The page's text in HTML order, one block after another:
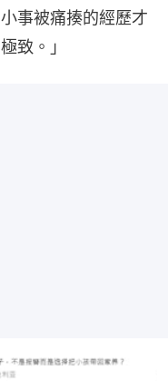
事被痛揍的經歷才
致。」